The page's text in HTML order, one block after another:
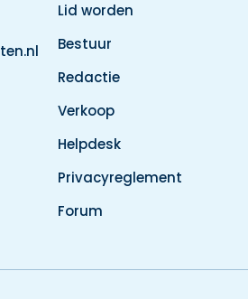
Lid worden
Bestuur
Redactie
Verkoop
Helpdesk
Privacyreglement
Forum